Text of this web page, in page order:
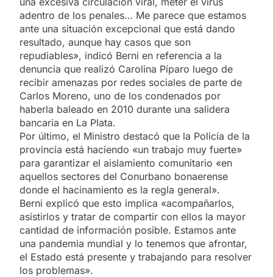
adentro de los penales… Me parece que estamos
ante una situación excepcional que está dando
resultado, aunque hay casos que son
repudiables», indicó Berni en referencia a la
denuncia que realizó Carolina Píparo luego de
recibir amenazas por redes sociales de parte de
Carlos Moreno, uno de los condenados por
haberla baleado en 2010 durante una salidera
bancaria en La Plata.
Por último, el Ministro destacó que la Policía de la
provincia está haciendo «un trabajo muy fuerte»
para garantizar el aislamiento comunitario «en
aquellos sectores del Conurbano bonaerense
donde el hacinamiento es la regla general».
Berni explicó que esto implica «acompañarlos,
asistirlos y tratar de compartir con ellos la mayor
cantidad de información posible. Estamos ante
una pandemia mundial y lo tenemos que afrontar,
el Estado está presente y trabajando para resolver
los problemas».